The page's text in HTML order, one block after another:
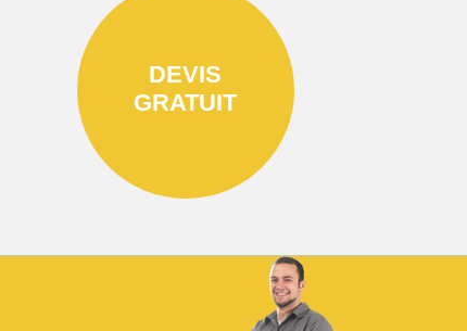
DEVIS
GRATUIT